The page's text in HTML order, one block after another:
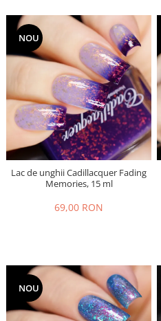
NOU
Lac de unghii Cadillacquer Fading
Memories, 15 ml
69,00 RON
NOU